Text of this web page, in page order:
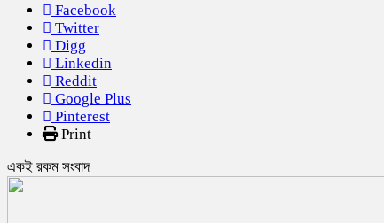
Facebook
Twitter
Digg
Linkedin
Reddit
Google Plus
Pinterest
Print
একই রকম সংবাদ